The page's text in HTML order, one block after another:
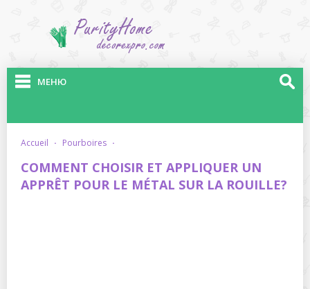
МЕНЮ
accueil · pourboires ·
COMMENT CHOISIR ET APPLIQUER UN
APPRÊT POUR LE MÉTAL SUR LA ROUILLE?